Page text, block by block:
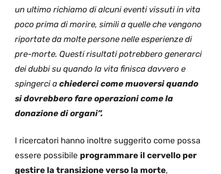
un ultimo richiamo di alcuni eventi vissuti in vita
poco prima di morire, simili a quelle che vengono
riportate da molte persone nelle esperienze di
pre-morte. Questi risultati potrebbero generarci
dei dubbi su quando la vita finisca davvero e
spingerci a chiederci come muoversi quando
si dovrebbero fare operazioni come la
donazione di organi”.
I ricercatori hanno inoltre suggerito come possa
essere possibile programmare il cervello per
gestire la transizione verso la morte,